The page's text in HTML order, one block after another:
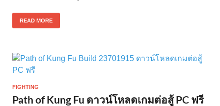
READ MORE
FIGHTING
Path of Kung Fu ดาวน์โหลดเกมต่อสู้ PC ฟรี